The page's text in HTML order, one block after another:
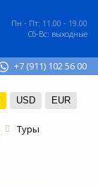
Пн - Пт: 11.00 - 19.00
Сб-Вс: выходные
+7 (911) 102 56 00
USD EUR
Туры